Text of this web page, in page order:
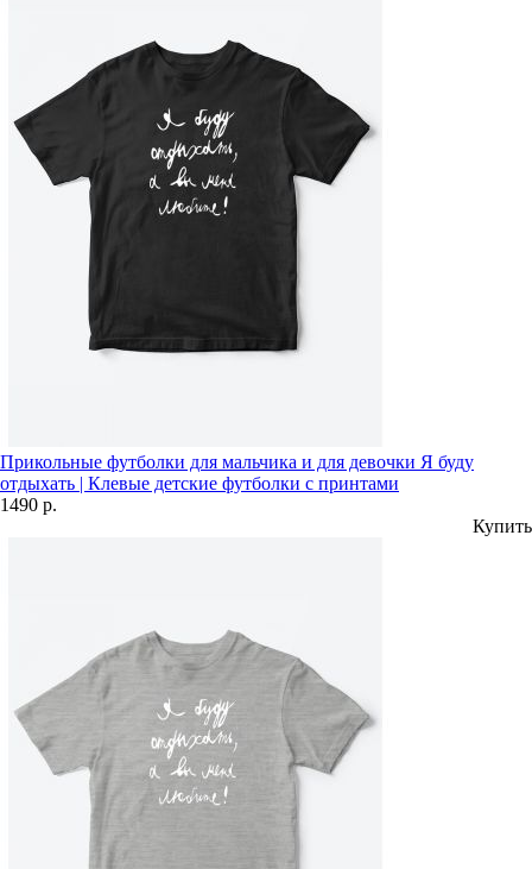
Прикольные футболки для мальчика и для девочки Я буду
отдыхать | Клевые детские футболки с принтами
1490 р.
Купить